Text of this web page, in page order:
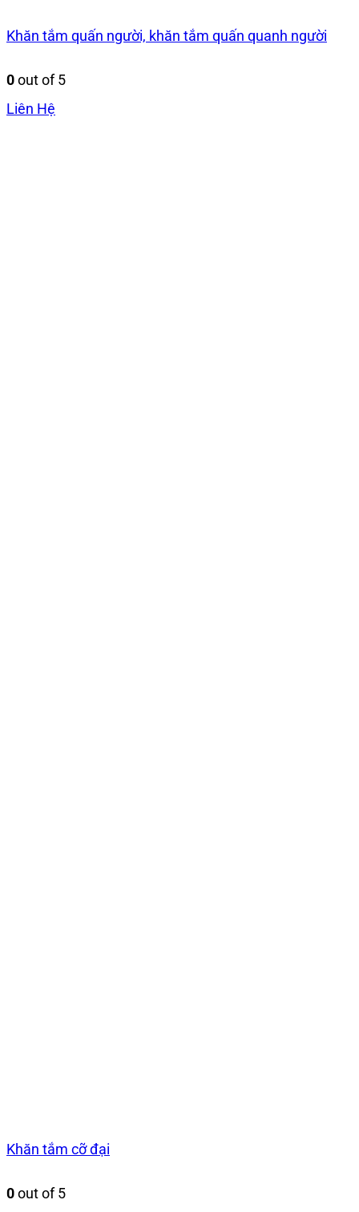
Khăn tắm quấn người, khăn tắm quấn quanh người
0out of 5
Liên Hệ
Khăn tắm cỡ đại
0out of 5